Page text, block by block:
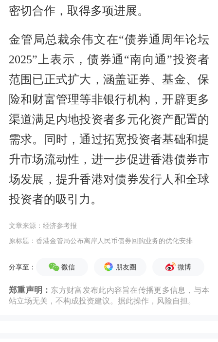
密切合作，取得多项进展。
金管局总裁余伟文在“债券通周年论坛
2025”上表示，债券通“南向通”投资者
范围已正式扩大，涵盖证券、基金、保
险和财富管理等非银行机构，开辟更多
渠道满足内地投资者多元化资产配置的
需求。同时，通过拓宽投资者基础和提
升市场流动性，进一步促进香港债券市
场发展，提升香港对债券发行人和全球
投资者的吸引力。
文章来源：经济参考报
原标题：香港金管局公布离岸人民币债券回购业务的优化安排
分享至： 微信 朋友圈 微博
郑重声明： 东方财富发布此内容旨在传播更多信息，与本
站立场无关，不构成投资建议。据此操作，风险自担。